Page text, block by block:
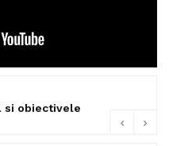
si obiectivele